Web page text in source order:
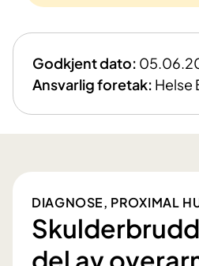
Godkjent dato:
Ansvarlig foretak: Helse
DIAGNOSE, PROXIMAL
del av